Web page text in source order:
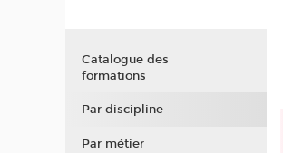
Catalogue des
formations
Par discipline
Par métier